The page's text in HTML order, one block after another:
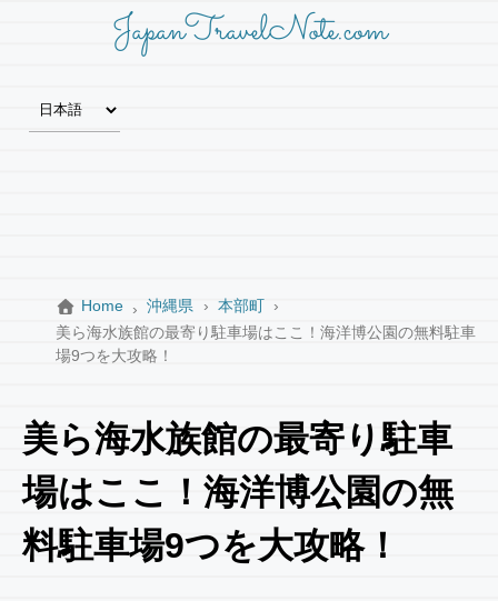
JapanTravelNote.com
Home 沖縄県
本部町
美ら海水族館の最寄り駐車場はここ！海洋博公園の無料駐車
場9つを大攻略！
美ら海水族館の最寄り駐車
場はここ！海洋博公園の無
料駐車場9つを大攻略！